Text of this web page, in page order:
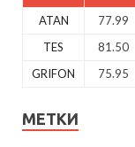
ATAN 77.99
TES
81.50
GRIFON
75.95
МЕТКИ